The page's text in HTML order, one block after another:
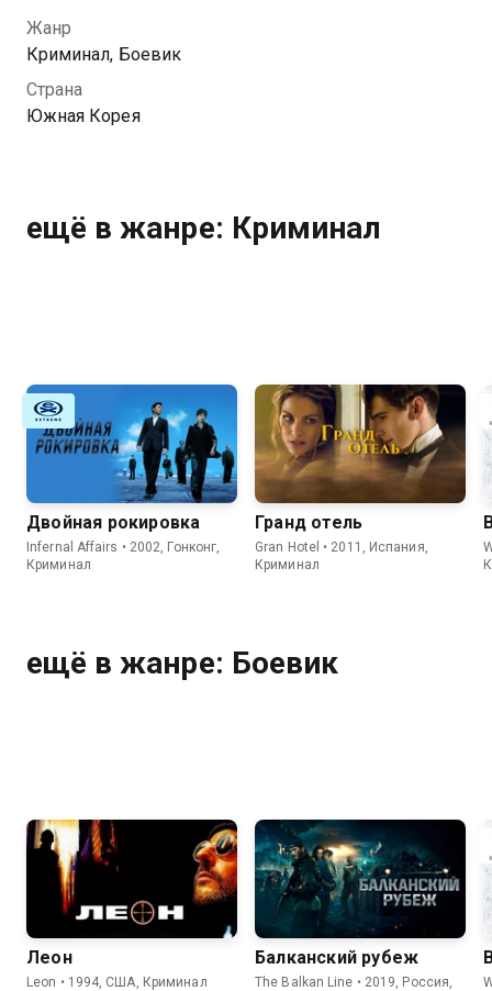
Жанр
Криминал, Боевик
Страна
Южная Корея
ещё в жанре: Криминал
Двойная рокировка
Infernal Affairs • 2002, Гонконг,
Криминал
Гранд отель
Gran Hotel • 2011, Испания,
Криминал
ещё в жанре: Боевик
Леон
Leon • 1994, США, Криминал
Балканский рубеж
The Balkan Line • 2019, Россия,